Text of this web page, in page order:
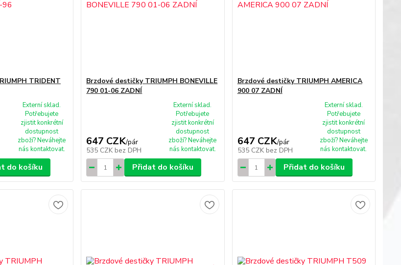
TRIDENT
Externí sklad.
Potřebujete
zjistit konkrétní
dostupnost
zboží? Neváhejte
nás kontaktovat.
do košíku
Brzdové destičky TRIUMPH BONEVILLE
790 01-06 ZADNÍ
647 CZK/pár
535 CZK bez DPH
Externí sklad.
Potřebujete
zjistit konkrétní
dostupnost
zboží? Neváhejte
nás kontaktovat.
Přidat do košíku
Brzdové destičky TRIUMPH AMERICA
900 07 ZADNÍ
647 CZK/pár
535 CZK bez DPH
Externí sklad.
Potřebujete
zjistit konkrétní
dostupnost
zboží? Neváhejte
nás kontaktovat.
Přidat do košíku